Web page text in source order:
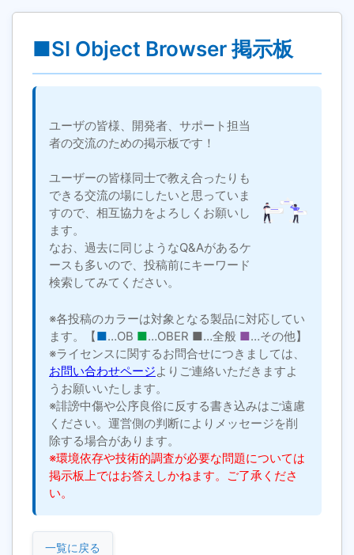
■SI Object Browser 掲示板
ユーザの皆様、開発者、サポート担当
者の交流のための掲示板です！
ユーザーの皆様同士で教え合ったりも
できる交流の場にしたいと思っていま
すので、相互協力をよろしくお願いし
ます。
なお、過去に同じようなQ&Aがあるケ
ースも多いので、投稿前にキーワード
検索してみてください。
※各投稿のカラーは対象となる製品に対応してい
ます。【■…OB ■…OBER ■…全般 ■…その他】
※ライセンスに関するお問合せにつきましては、
お問い合わせページよりご連絡いただきますよ
うお願いいたします。
※誹謗中傷や公序良俗に反する書き込みはご遠慮
ください。運営側の判断によりメッセージを削
除する場合があります。
※環境依存や技術的調査が必要な問題については
掲示板上ではお答えしかねます。ご了承くださ
い。
一覧に戻る